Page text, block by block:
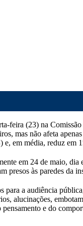
feira (23) na
mas não afeta
e, em média, reduz em
em 24 de maio,
presos às paredes
para a audiência
alucinações,
e do